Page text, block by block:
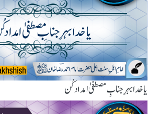
یا خدا بہرِ جنابِ مصطفیٰ امداد کُن